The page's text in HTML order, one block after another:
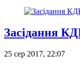
Засідання
25 сер 2017, 22:07